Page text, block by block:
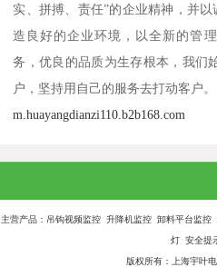
实、拼搏、责任”的企业精神，并
造良好的企业环境，以全新的管
务，优良的品质为生存根本，我们
户，坚持用自己的服务去打动客户。
m.huayangdianzi110.b2b168.com
主营产品：吊钩视频监控 升降机监控 卸料平台监
灯 安全提
版权所有：上海宇叶